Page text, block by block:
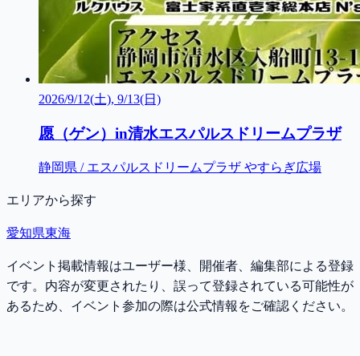
2026/9/12(土), 9/13(日)
愿（ゲン）in清水エスパルスドリームプラザ
静岡県 / エスパルスドリームプラザ やすらぎ広場
エリアから探す
愛知県東海
イベント掲載情報はユーザー様、開催者、編集部による登録
です。内容が変更されたり、誤って登録されている可能性が
あるため、イベント参加の際は公式情報をご確認ください。